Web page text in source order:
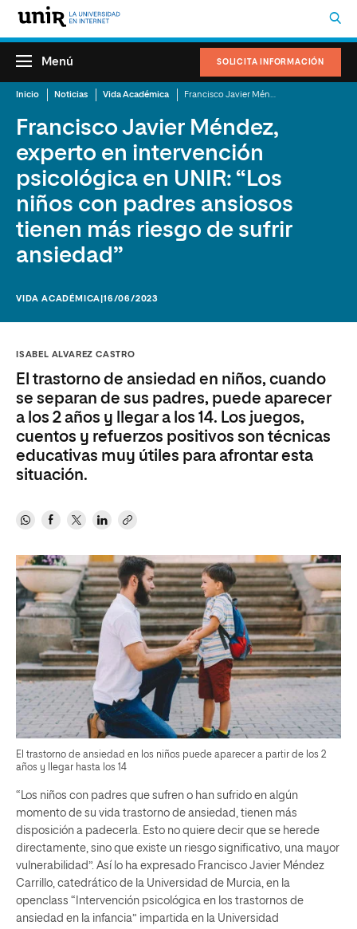
SOLICITA INFORMACIÓN
Menú
Inicio Noticias Vida Académica
Francisco Javier Méndez,
experto en intervención
psicológica en UNIR: “Los
niños con padres ansiosos
tienen más riesgo de sufrir
ansiedad”
VIDA ACADÉMICA |16/06/2023
ISABEL ALVAREZ CASTRO
El trastorno de ansiedad en niños, cuando
se separan de sus padres, puede aparecer
a los 2 años y llegar a los 14. Los juegos,
cuentos y refuerzos positivos son técnicas
educativas muy útiles para afrontar esta
situación.
El trastorno de ansiedad en los niños puede aparecer a partir de los 2
años y llegar hasta los 14
“Los niños con padres que sufren o han sufrido en algún
momento de su vida trastorno de ansiedad, tienen más
disposición a padecerla. Esto no quiere decir que se herede
directamente, sino que existe un riesgo significativo, una mayor
vulnerabilidad”. Así lo ha expresado Francisco Javier Méndez
Carrillo, catedrático de la Universidad de Murcia, en la
openclass “Intervención psicológica en los trastornos de
ansiedad en la infancia” impartida en la Universidad